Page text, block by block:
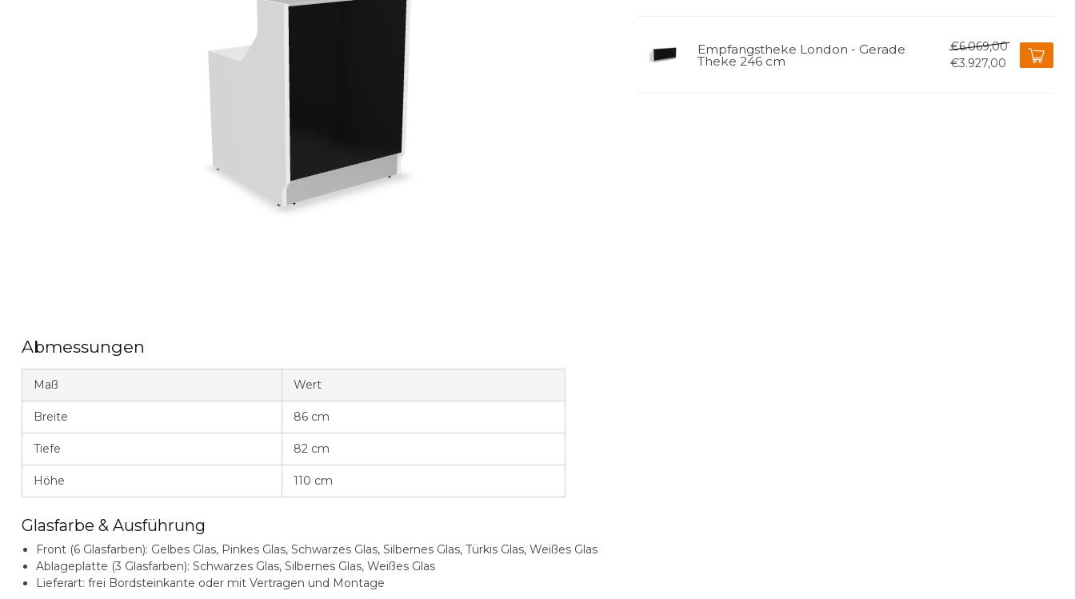
Abmessungen
Maß Wert
Breite 86 cm
Tiefe 82 cm
Höhe 110 cm
Glasfarbe & Ausführung
Front (6 Glasfarben): Gelbes Glas, Pinkes Glas, Schwarzes Glas, Silbernes Glas, Türkis Glas, Weißes Glas
Ablageplatte (3 Glasfarben): Schwarzes Glas, Silbernes Glas, Weißes Glas
Lieferart: frei Bordsteinkante oder mit Vertragen und Montage
Empfangstheke London - Gerade
Theke 246 cm
€6.069,00
€3.927,00